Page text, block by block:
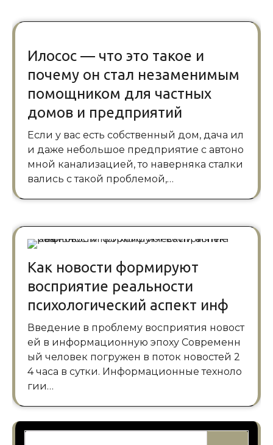
Илосос — что это такое и
почему он стал незаменимым
помощником для частных
домов и предприятий
Если у вас есть собственный дом, дача ил
и даже небольшое предприятие с автоно
мной канализацией, то наверняка сталки
вались с такой проблемой,…
Как новости формируют
восприятие реальности
психологический аспект инф
Введение в проблему восприятия новост
ей в информационную эпоху Современн
ый человек погружен в поток новостей 2
4 часа в сутки. Информационные техноло
гии…